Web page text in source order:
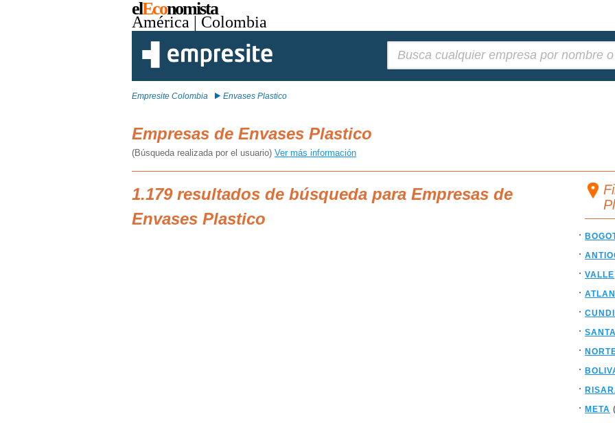
elEconomista
América | Colombia
Empresite Colombia Envases Plastico
Empresas de Envases Plastico
(Búsqueda realizada por el usuario) Ver más información
1.179 resultados de búsqueda para Empresas de
Envases Plastico
VALLE
META